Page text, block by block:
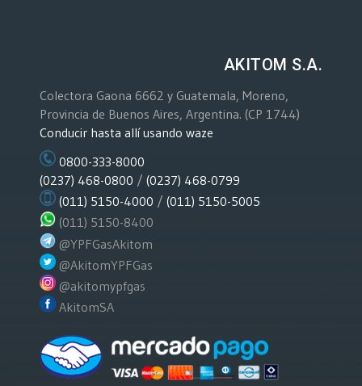
AKITOM S.A.
Colectora Gaona 6662 y Guatemala, Moreno,
Provincia de Buenos Aires, Argentina. (CP 1744)
Conducir hasta allí usando waze
0800-333-8000
(0237) 468-0800 / (0237) 468-0799
(011) 5150-4000 / (011) 5150-5005
(011) 5150-8400
@YPFGasAkitom
@AkitomYPFGas
@akitomypfgas
AkitomSA